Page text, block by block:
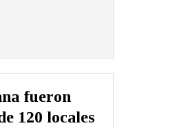
fueron
120 locales